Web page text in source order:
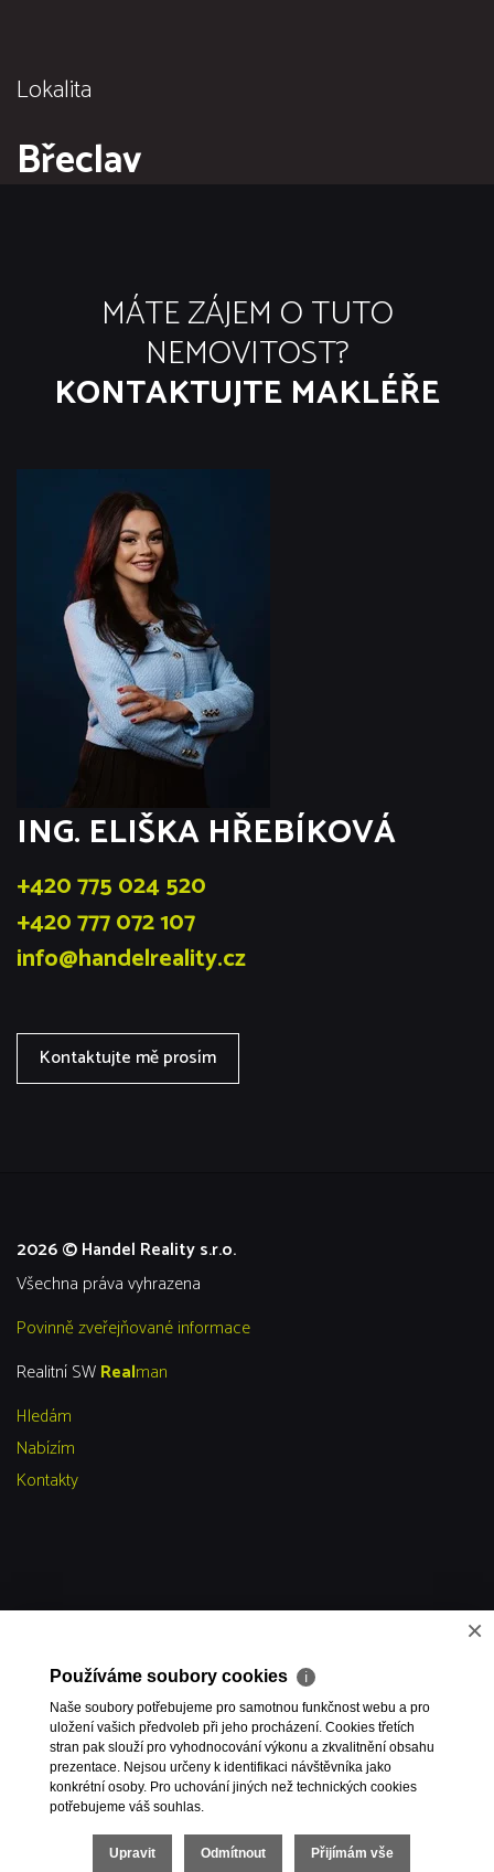
Lokalita
Břeclav
MÁTE ZÁJEM O TUTO
NEMOVITOST?
KONTAKTUJTE MAKLÉŘE
ING. ELIŠKA HŘEBÍKOVÁ
+420 775 024 520
+420 777 072 107
info@handelreality.cz
Kontaktujte mě prosím
2026 © Handel Reality s.r.o.
všechna práva vyhrazena
Povinně zveřejňované informace
Realitní SWRealman
Hledám
Nabízím
Kontakty
×
Používáme soubory cookies ℹ
Naše soubory potřebujeme pro samotnou funkčnost webu a pro
uložení vašich předvoleb při jeho procházení. Cookies třetích
stran pak slouží pro vyhodnocování výkonu a zkvalitnění obsahu
prezentace. Nejsou určeny k identifikaci návštěvníka jako
konkrétní osoby. Pro uchování jiných než technických cookies
potřebujeme váš souhlas.
Upravit Odmítnout Přijímám vše